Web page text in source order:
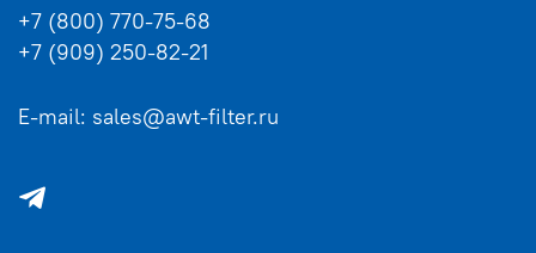
+7 (800) 770-75-68
+7 (909) 250-82-21
E-mail: sales@awt-filter.ru